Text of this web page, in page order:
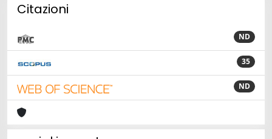
Citazioni
ND
35
ND